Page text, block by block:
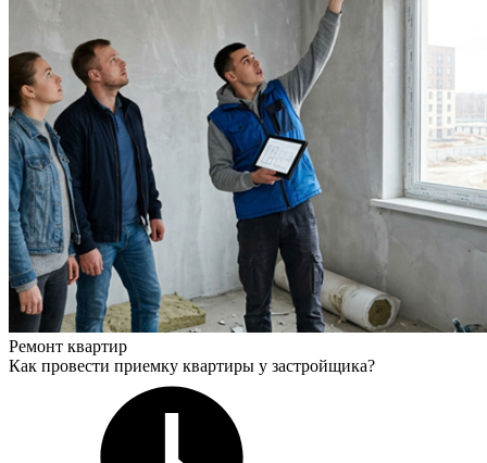
Ремонт квартир
Как провести приемку квартиры у застройщика?